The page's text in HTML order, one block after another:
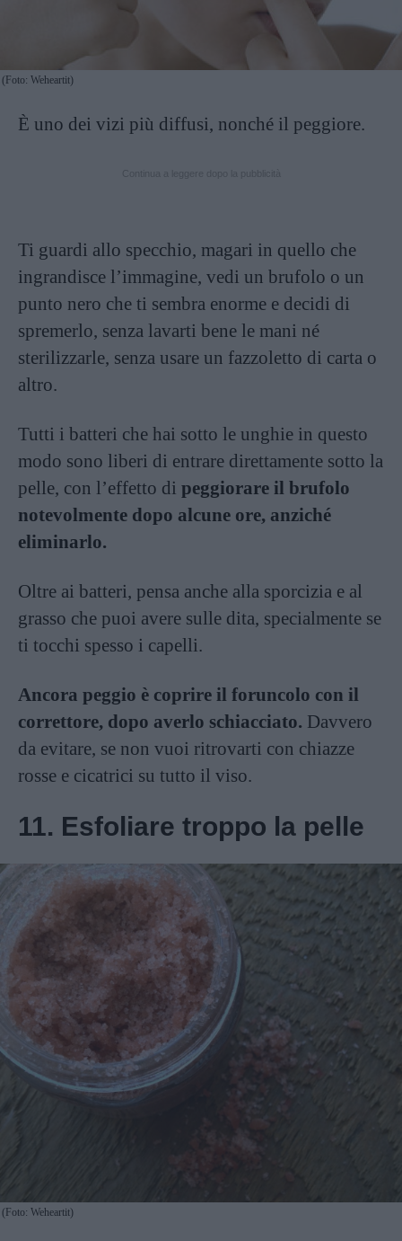
(Foto: Weheartit)
È uno dei vizi più diffusi, nonché il peggiore.
Ti guardi allo specchio, magari in quello che
ingrandisce l’immagine, vedi un brufolo o un
punto nero che ti sembra enorme e decidi di
spremerlo, senza lavarti bene le mani né
sterilizzarle, senza usare un fazzoletto di carta o
altro.
Tutti i batteri che hai sotto le unghie in questo
modo sono liberi di entrare direttamente sotto la
pelle, con l’effetto di peggiorare il brufolo
notevolmente dopo alcune ore, anziché
eliminarlo.
Oltre ai batteri, pensa anche alla sporcizia e al
grasso che puoi avere sulle dita, specialmente se
ti tocchi spesso i capelli.
Ancora peggio è coprire il foruncolo con il
correttore, dopo averlo schiacciato. Davvero
da evitare, se non vuoi ritrovarti con chiazze
rosse e cicatrici su tutto il viso.
11. Esfoliare troppo la pelle
(Foto: Weheartit)